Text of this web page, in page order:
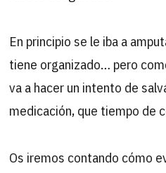
En principio se le iba a
tiene organizado… pero
va a hacer un intento de
medicación, que tiempo de
Os iremos contando cómo